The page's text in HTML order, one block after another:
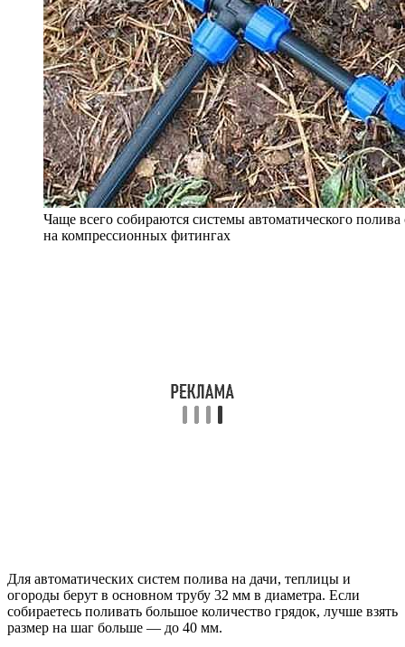
Чаще всего собираются системы автоматического
на компрессионных фитингах
Для автоматических систем полива на дачи, теплицы и
огороды берут в основном трубу 32 мм в диаметра. Если
собираетесь поливать большое количество грядок, лучше взять
размер на шаг больше — до 40 мм.